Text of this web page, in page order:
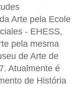
Arte pela Ecole
- EHESS,
pela mesma
de Arte de
Atualmente é
de História